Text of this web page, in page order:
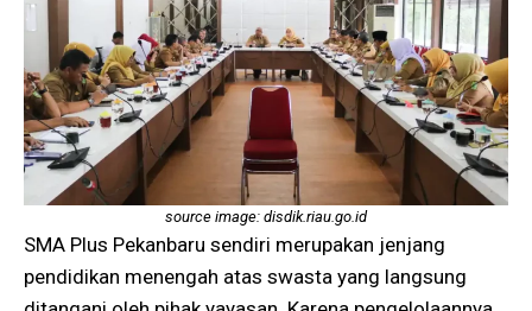
source image: disdik.riau.go.id
SMA Plus Pekanbaru sendiri merupakan jenjang
pendidikan menengah atas swasta yang langsung